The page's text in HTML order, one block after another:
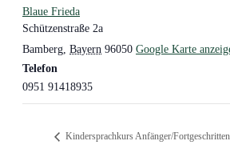
Blaue Frieda
Schützenstraße 2a
Bamberg Bayern 96050 Google Karte
Telefon
0951 91418935
Kindersprachkurs Anfänger/